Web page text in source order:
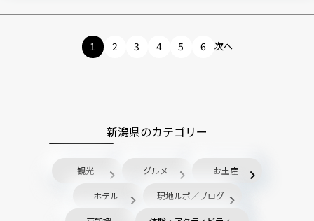
1 2 3 4 5 6 次へ
新潟県のカテゴリー
観光 グルメ お土産
ホテル 現地ルポ／ブログ